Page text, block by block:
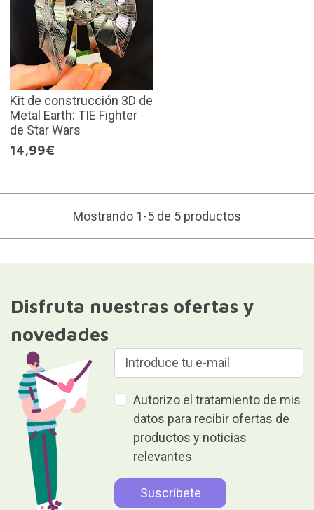
Kit de construcción 3D de
Metal Earth: TIE Fighter
de Star Wars
14,99€
Mostrando 1-5 de 5 productos
Disfruta nuestras ofertas y
novedades
Autorizo el tratamiento de mis
datos para recibir ofertas de
productos y noticias
relevantes